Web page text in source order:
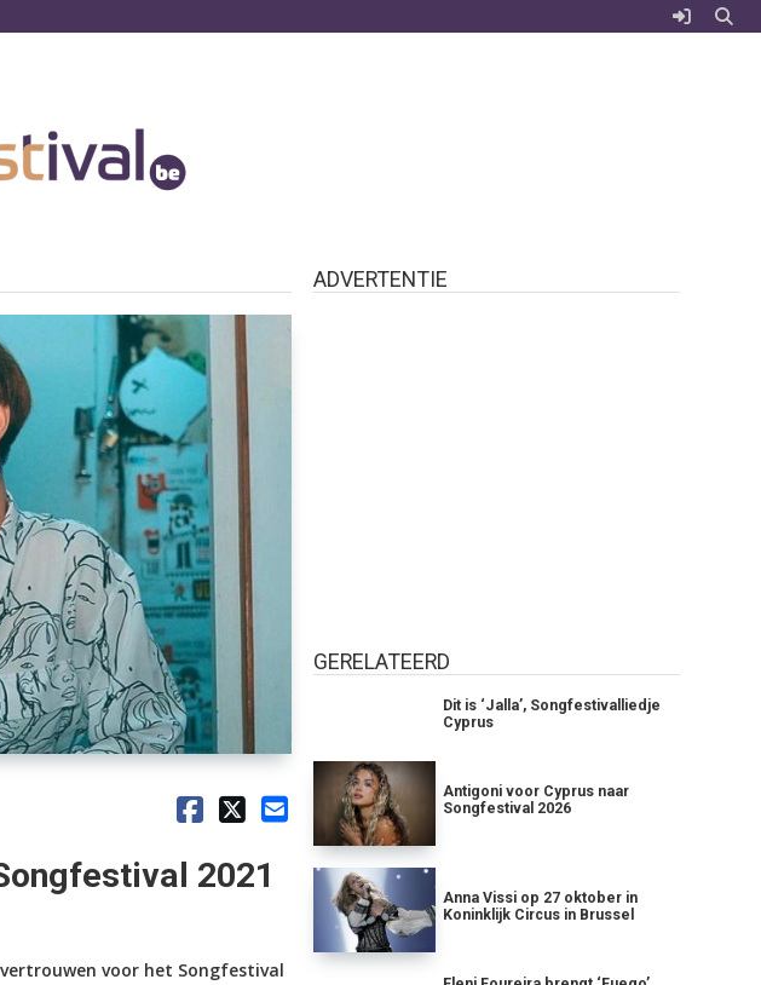
2021
voor het Songfestival
ADVERTENTIE
GERELATEERD
Dit is ‘Jalla’, Songfestivalliedje
Cyprus
Antigoni voor Cyprus naar
Songfestival 2026
Anna Vissi op 27 oktober in
Koninklijk Circus in Brussel